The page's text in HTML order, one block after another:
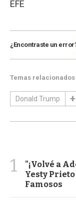
EFE
¿Encontraste un
Temas relacionados
Donald Trump
1
"¡Volvé a
Yesty
Famosos